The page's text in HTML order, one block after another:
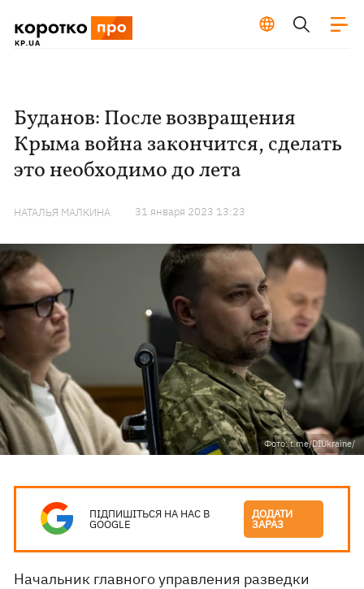
Буданов: После возвращения
Крыма война закончится, сделать
это необходимо до лета
НАТАЛЬЯ МАЛКИНА 31 января 2023 13:23
Фото: t.me/DIUkraine/
ПІДПИШІТЬСЯ НА НАС В
GOOGLE
ДОДАТИ
ЗАРАЗ
Начальник главного управления разведки